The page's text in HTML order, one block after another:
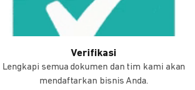
Verifikasi
Lengkapi semua dokumen dan tim kami akan
mendaftarkan bisnis Anda.